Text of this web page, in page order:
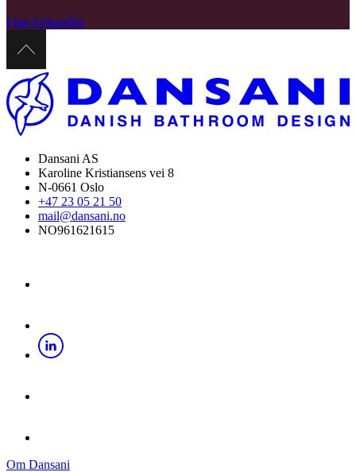
Finn forhandler
Dansani AS
Karoline Kristiansens vei 8
N-0661 Oslo
+47 23 05 21 50
mail@dansani.no
NO961621615
Om Dansani